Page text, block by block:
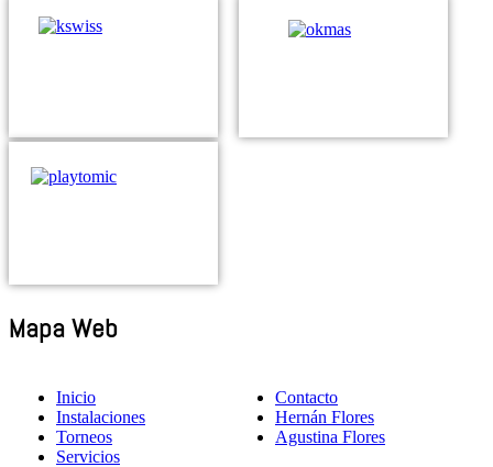
Mapa Web
Inicio
Instalaciones
Torneos
Servicios
Contacto
Hernán Flores
Agustina Flores